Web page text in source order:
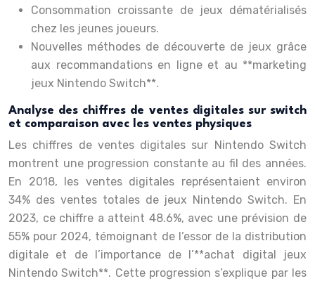
Consommation croissante de jeux dématérialisés
chez les jeunes joueurs.
Nouvelles méthodes de découverte de jeux grâce
aux recommandations en ligne et au **marketing
jeux Nintendo Switch**.
Analyse des chiffres de ventes digitales sur switch
et comparaison avec les ventes physiques
Les chiffres de ventes digitales sur Nintendo Switch
montrent une progression constante au fil des années.
En 2018, les ventes digitales représentaient environ
34% des ventes totales de jeux Nintendo Switch. En
2023, ce chiffre a atteint 48.6%, avec une prévision de
55% pour 2024, témoignant de l’essor de la distribution
digitale et de l’importance de l’**achat digital jeux
Nintendo Switch**. Cette progression s’explique par les